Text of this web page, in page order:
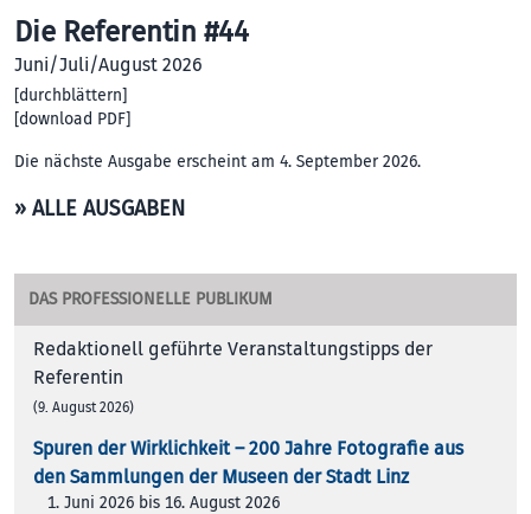
Die Referentin #44
Juni/Juli/August 2026
[durchblättern]
[download PDF]
Die nächste Ausgabe erscheint am 4. September 2026.
» ALLE AUSGABEN
DAS PROFESSIONELLE PUBLIKUM
Redaktionell geführte Veranstaltungstipps der
Referentin
(9. August 2026)
Spuren der Wirklichkeit – 200 Jah­re Foto­gra­fie aus
den Samm­lun­gen der Muse­en der Stadt Linz
1. Juni 2026 bis 16. August 2026